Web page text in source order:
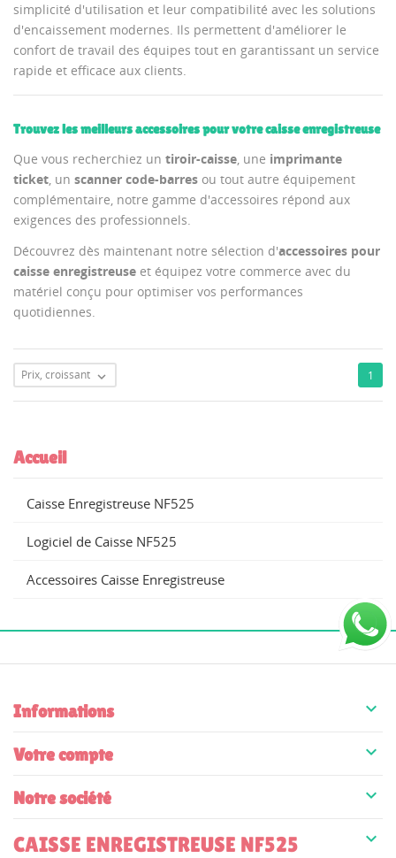
Accueil
Caisse Enregistreuse NF525
Logiciel de Caisse NF525
Accessoires Caisse Enregistreuse
simplicité d'utilisation et leur compatibilité avec les solutions
d'encaissement modernes. Ils permettent d'améliorer le
confort de travail des équipes tout en garantissant un service
rapide et efficace aux clients.
Trouvez les meilleurs accessoires pour votre caisse enregistreuse
Que vous recherchiez un tiroir-caisse, une imprimante
ticket, un scanner code-barres ou tout autre équipement
complémentaire, notre gamme d'accessoires répond aux
exigences des professionnels.
Découvrez dès maintenant notre sélection d'accessoires pour
caisse enregistreuse et équipez votre commerce avec du
matériel conçu pour optimiser vos performances
quotidiennes.
Prix, croissant  1
Informations 
Votre compte 
Notre société 
CAISSE ENREGISTREUSE NF525 